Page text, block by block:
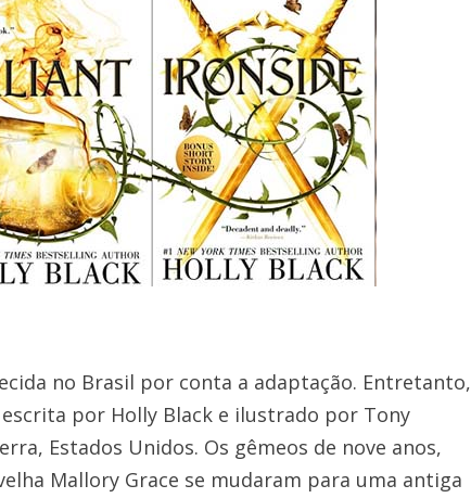
no Brasil por conta a adaptação. Entretanto,
por Holly Black e ilustrado por Tony
Estados Unidos. Os gêmeos de nove anos,
Mallory Grace se mudaram para uma antiga